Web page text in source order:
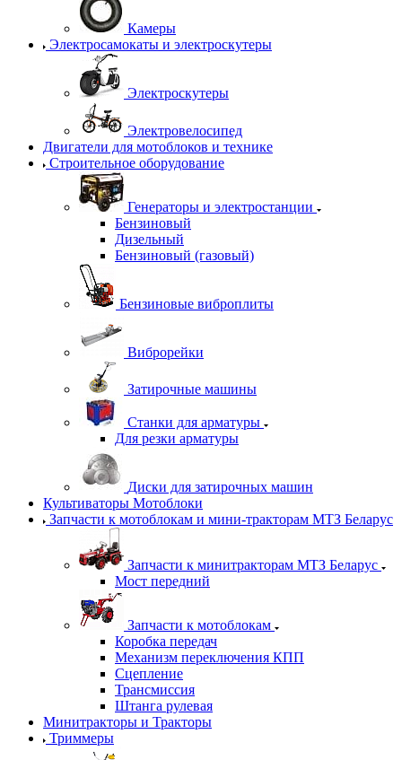
Камеры
Электросамокаты и электроскутеры
Электроскутеры
Электровелосипед
Двигатели для мотоблоков и технике
Строительное оборудование
Генераторы и электростанции
Бензиновый
Дизельный
Бензиновый (газовый)
Бензиновые виброплиты
Виброрейки
Затирочные машины
Станки для арматуры
Для резки арматуры
Диски для затирочных машин
Культиваторы Мотоблоки
Запчасти к мотоблокам и мини-тракторам МТЗ Беларус
Запчасти к минитракторам МТЗ Беларус
Мост передний
Запчасти к мотоблокам
Коробка передач
Механизм переключения КПП
Сцепление
Трансмиссия
Штанга рулевая
Минитракторы и Тракторы
Триммеры